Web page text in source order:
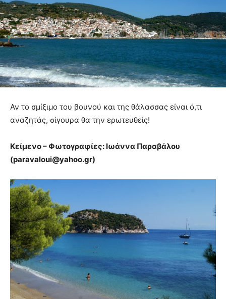
Αν το σμίξιμο του βουνού και της θάλασσας είναι ό,τι
αναζητάς, σίγουρα θα την ερωτευθείς!
Κείμενο – Φωτογραφίες: Ιωάννα Παραβάλου
(paravaloui@yahoo.gr)